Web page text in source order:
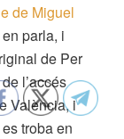
de Miguel
parla, i
de Per
l’accés
València, i
troba en